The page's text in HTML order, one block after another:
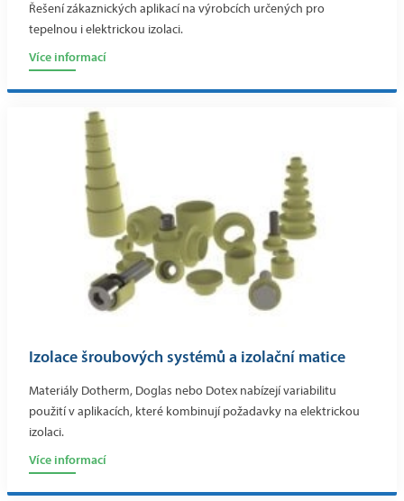
Řešení zákaznických aplikací na výrobcích určených pro
tepelnou i elektrickou izolaci.
Více informací
Izolace šroubových systémů a izolační matice
Materiály Dotherm, Doglas nebo Dotex nabízejí variabilitu
použití v aplikacích, které kombinují požadavky na elektrickou
izolaci.
Více informací